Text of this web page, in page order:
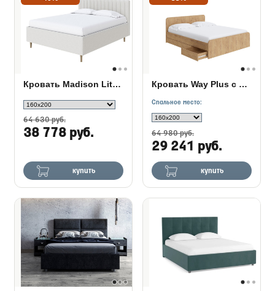
Кровать Madison Lite с бельевым ящиком
64 630 руб.
38 778 руб.
купить
Кровать Way Plus с ящиками
Спальное место:
64 980 руб.
29 241 руб.
купить